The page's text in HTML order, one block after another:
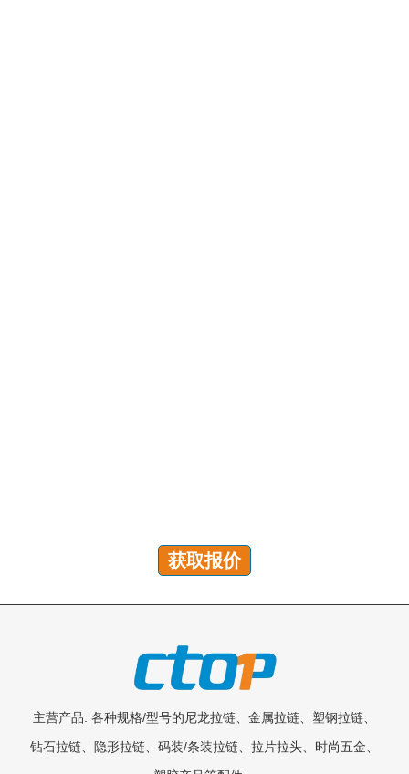
获取报价
主营产品: 各种规格/型号的尼龙拉链、金属拉链、塑钢拉链、
钻石拉链、隐形拉链、码装/条装拉链、拉片拉头、时尚五金、